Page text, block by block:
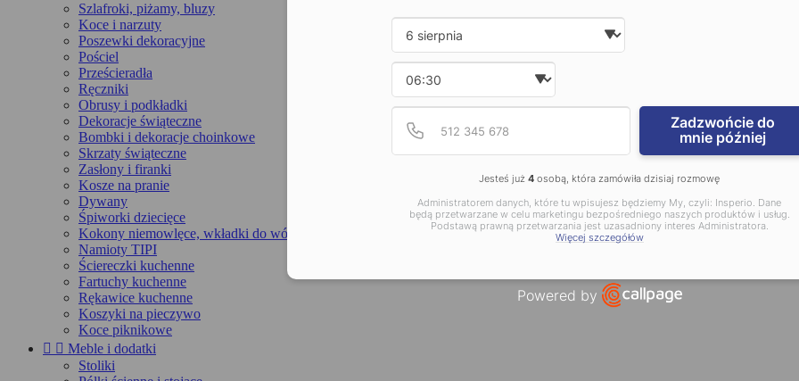
Szlafroki, piżamy, bluzy
Koce i narzuty
Poszewki dekoracyjne
Pościel
Prześcieradła
Ręczniki
Obrusy i podkładki
Dekoracje świąteczne
Bombki i dekoracje choinkowe
Skrzaty świąteczne
Zasłony i firanki
Kosze na pranie
Dywany
Śpiworki dziecięce
Kokony niemowlęce, wkładki do wózka, maty
Namioty TIPI
Ściereczki kuchenne
Fartuchy kuchenne
Rękawice kuchenne
Koszyki na pieczywo
Koce piknikowe
  Meble i dodatki
Stoliki
Date and time slection for
Wybierz datę
Numer telefonu
Podaj poprawny numer
Zadzwońcie do
mnie później
Jesteś już 4 osobą, która zamówiła dzisiaj rozmowę
Administratorem danych, które tu wpisujesz będziemy My, czyli: Insperio. Dane
będą przetwarzane w celu marketingu bezpośredniego naszych produktów i usług.
Podstawą prawną przetwarzania jest uzasadniony interes Administratora.
Więcej szczegółów
Powered by